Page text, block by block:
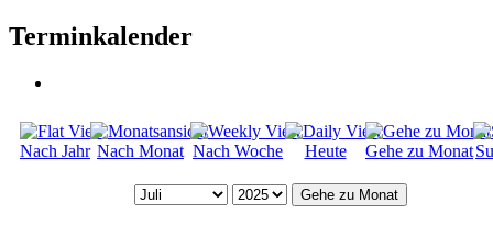
Terminkalender
Nach Jahr Nach Monat Nach Woche Heute Gehe zu Monat
Gehe zu Monat